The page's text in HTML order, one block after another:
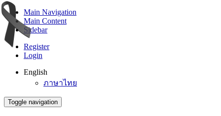
Main Navigation
Main Content
Sidebar
Register
Login
English
ภาษาไทย
Toggle navigation